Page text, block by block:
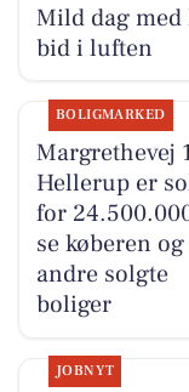
Mild dag
bid i luften
BOLIGMARKED
Margrethevej
Hellerup er
for
se køberen og
andre solgte
boliger
JOBNYT